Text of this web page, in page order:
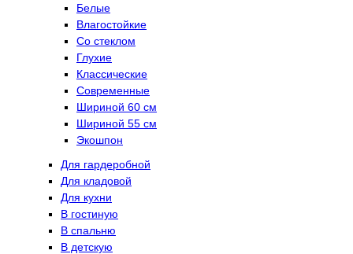
Белые
Влагостойкие
Со стеклом
Глухие
Классические
Современные
Шириной 60 см
Шириной 55 см
Экошпон
Для гардеробной
Для кладовой
Для кухни
В гостиную
В спальню
В детскую